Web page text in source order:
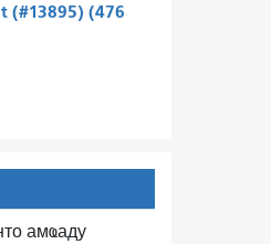
(#13895) (476
амҩаду